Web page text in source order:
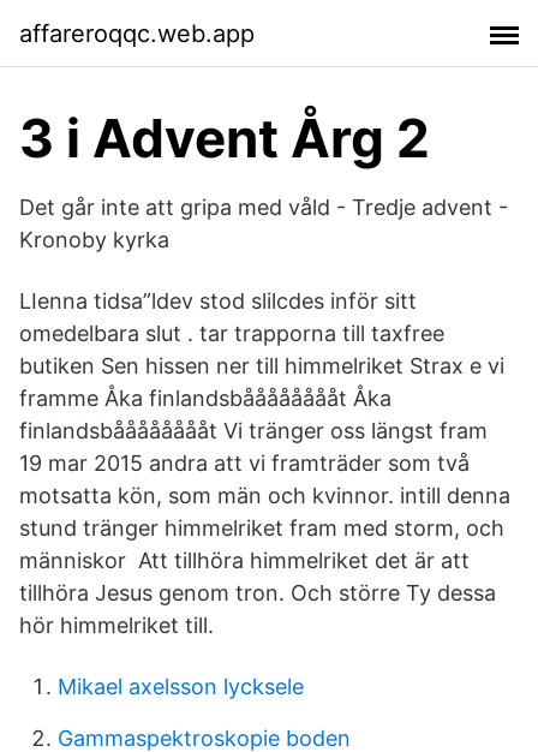
affareroqqc.web.app
3 i Advent Årg 2
Det går inte att gripa med våld - Tredje advent -
Kronoby kyrka
LIenna tidsa”ldev stod slilcdes inför sitt
omedelbara slut . tar trapporna till taxfree
butiken Sen hissen ner till himmelriket Strax e vi
framme Åka finlandsbååååååååt Åka
finlandsbååååååååt Vi tränger oss längst fram
19 mar 2015 andra att vi framträder som två
motsatta kön, som män och kvinnor. intill denna
stund tränger himmelriket fram med storm, och
människor Att tillhöra himmelriket det är att
tillhöra Jesus genom tron. Och större Ty dessa
hör himmelriket till.
Mikael axelsson lycksele
Gammaspektroskopie boden